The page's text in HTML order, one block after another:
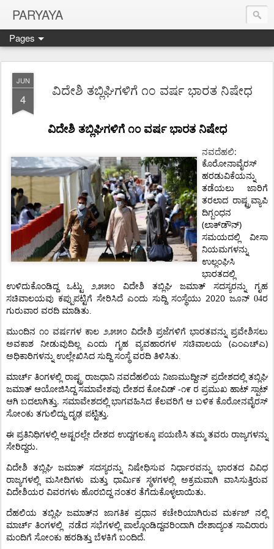
PARYAYA
Pages
JUN
4
ವಿದೇಶಿ ತಬ್ಲಿಘಿಗಳಿಗೆ ೧೦ ವರ್ಷ ಭಾರತ ನಿಷೇಧ
ವಿದೇಶಿ ತಬ್ಲಿಘಿಗಳಿಗೆ ೧೦ ವರ್ಷ ಭಾರತ ನಿಷೇಧ
ನವದೆಹಲಿ:
ಕೊರೋನಾವೈರಸ್
ಹರಡುವಿಕೆಯನ್ನು
ತಡೆಯಲು
ಜಾರಿಗೆ
ತರಲಾದ ರಾಷ್ಟ್ರವ್ಯಾಪಿ
ದಿಗ್ಬಂಧನ
(ಲಾಕ್‌ಡೌನ್)
ಸಮಯದಲ್ಲಿ
ವೀಸಾ
ನಿಯಮಗಳನ್ನು
ಉಲ್ಲಂಘಿಸಿ
ಭಾರತದಲ್ಲಿ
ಉಳಿದುಕೊಂಡಿದ್ದ
ಒಟ್ಟು ೨,೫೫೦ ವಿದೇಶಿ ತಬ್ಲಿಘಿ ಜಮಾತ್ ಸದಸ್ಯರನ್ನು
ಗೃಹ
ಸಚಿವಾಲಯವು ಕಪ್ಪುಪಟ್ಟಿಗೆ ಸೇರಿಸಿದೆ ಎಂದು ಸುದ್ದಿ ಸಂಸ್ಥೆಯು 2020 ಜೂನ್ 04ರ
ಗುರುವಾರ ವರದಿ ಮಾಡಿತು.
ಮುಂದಿನ ೧೦ ವರ್ಷಗಳ ಕಾಲ ೨,೫೫೦ ವಿದೇಶಿ ಪ್ರಜೆಗಳಿಗೆ ಭಾರತವನ್ನು ಪ್ರವೇಶಿಸಲು
ಅವಕಾಶ
ನೀಡುವುದಿಲ್ಲ ಎಂದು ಗೃಹ ವ್ಯವಹಾರಗಳ ಸಚಿವಾಲಯ (ಎಂಎಚ್‌ಎ)
ಅಧಿಕಾರಿಗಳನ್ನು ಉಲ್ಲೇಖಿಸಿದ ಸುದ್ದಿ ಸಂಸ್ಥೆ ವರದಿ ತಿಳಿಸಿತು.
ಮಾರ್ಚ್ ತಿಂಗಳಲ್ಲಿ ರಾಷ್ಟ್ರ ರಾಜಧಾನಿ ನವದೆಹಲಿಯ ನಿಜಾಮುದ್ದೀನ್ ಪ್ರದೇಶದಲ್ಲಿ ತಬ್ಲಿಘಿ
ಜಮಾತ್ ಆಯೋಜಿಸಿದ್ದ ಸಮಾವೇಶವು ದೇಶದ ಕೋವಿಡ್ -೧೯ ರ ಪ್ರಮುಖ ಹಾಟ್ ಸ್ಪಾಟ್
ಆಗಿ ಬದಲಾಗಿತ್ತು. ಸಮಾವೇಶದಲ್ಲಿ ಭಾಗವಹಿಸಿದ ಕೆಲವರಿಗೆ ಆ ಬಳಿಕ ಕೊರೋನವೈರಸ್
ಸೋಂಕು ತಗುಲಿದ್ದು ದೃಢ ಪಟ್ಟಿತ್ತು.
ಈ ಪ್ರತಿನಿಧಿಗಳಲ್ಲಿ ಅಷ್ಟರಲ್ಲೇ ದೇಶದ ಉದ್ದಗಲಕ್ಕೂ ಪಯಣಿಸಿ ತಮ್ಮ ತವರು ರಾಜ್ಯಗಳನ್ನು
ಸೇರಿದ್ದರು.
ವಿದೇಶಿ ತಬ್ಲಿಘಿ ಜಮಾತ್ ಸದಸ್ಯರನ್ನು ನಿಷೇಧಿಸುವ ನಿರ್ಧಾರವನ್ನು ಭಾರತದ ವಿವಿಧ
ರಾಜ್ಯಗಳಲ್ಲಿ
ಮಸೀದಿಗಳು ಮತ್ತು ಧಾರ್ಮಿಕ ಸ್ಥಳಗಳಲ್ಲಿ ಅಕ್ರಮವಾಗಿ
ವಾಸಿಸುತ್ತಿರುವ
ವಿದೇಶಿಯರ ವಿವರಗಳು ಹೊರಬಿದ್ದ ನಂತರ ತೆಗೆದುಕೊಳ್ಳಲಾಯಿತು.
ದೆಹಲಿಯ ತಬ್ಲಿಘಿ ಜಮಾತ್‌ನ ಜಾಗತಿಕ ಪ್ರಧಾನ ಕಚೇರಿಯಾಗಿರುವ ಮರ್ಕಜ್
ನಲ್ಲಿ
ಮಾರ್ಚ್ ತಿಂಗಳಲ್ಲಿ ನಡೆದ ಸಭೆಗಳಲ್ಲಿ ಪಾಲ್ಗೊಂಡಿದ್ದವರಿಂದಾಗಿ ದೇಶಾದ್ಯಂತ ಸಾವಿರಾರು
ಮಂದಿಗೆ ಸೋಂಕು ಹರಡಿತ್ತು ಬೆಳಕಿಗೆ ಬಂದಿದೆ.